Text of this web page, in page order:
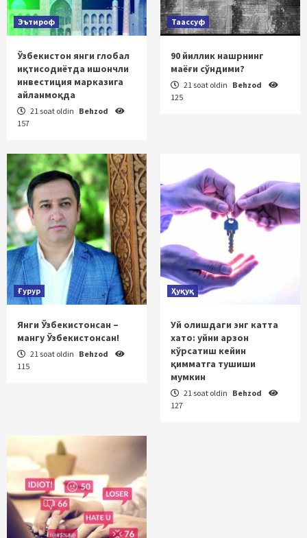
Эътироф
Ўзбекистон янги глобал
иқтисодиётда ишончли
инвестиция марказига
айланмоқда
21 soat oldin Behzod
157
Таассуф
90 йиллик нашрнинг
маёғи сўндими?
21 soat oldin Behzod
125
Ғурур
Янги Ўзбекистонсан –
мангу Ўзбекистонсан!
21 soat oldin Behzod
115
Ҳуқуқ
Уй олишдаги энг катта
хато: уйни арзон
кўрсатиш кейин
қимматга тушиши
мумкин
21 soat oldin Behzod
127